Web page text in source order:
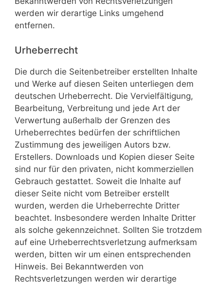
werden wir derartige Links umgehend
entfernen.
Urheberrecht
Die durch die Seitenbetreiber erstellten Inhalte
und Werke auf diesen Seiten unterliegen dem
deutschen Urheberrecht. Die Vervielfältigung,
Bearbeitung, Verbreitung und jede Art der
Verwertung außerhalb der Grenzen des
Urheberrechtes bedürfen der schriftlichen
Zustimmung des jeweiligen Autors bzw.
Erstellers. Downloads und Kopien dieser Seite
sind nur für den privaten, nicht kommerziellen
Gebrauch gestattet. Soweit die Inhalte auf
dieser Seite nicht vom Betreiber erstellt
wurden, werden die Urheberrechte Dritter
beachtet. Insbesondere werden Inhalte Dritter
als solche gekennzeichnet. Sollten Sie trotzdem
auf eine Urheberrechtsverletzung aufmerksam
werden, bitten wir um einen entsprechenden
Hinweis. Bei Bekanntwerden von
Rechtsverletzungen werden wir derartige